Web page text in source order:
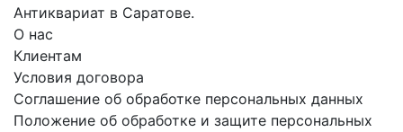
Антиквариат в Саратове.
О нас
Клиентам
Условия договора
Соглашение об обработке персональных данных
Положение об обработке и защите персональных